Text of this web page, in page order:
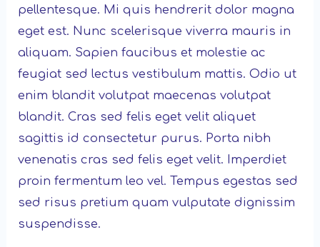
pellentesque. Mi quis hendrerit dolor magna
eget est. Nunc scelerisque viverra mauris in
aliquam. Sapien faucibus et molestie ac
feugiat sed lectus vestibulum mattis. Odio ut
enim blandit volutpat maecenas volutpat
blandit. Cras sed felis eget velit aliquet
sagittis id consectetur purus. Porta nibh
venenatis cras sed felis eget velit. Imperdiet
proin fermentum leo vel. Tempus egestas sed
sed risus pretium quam vulputate dignissim
suspendisse.